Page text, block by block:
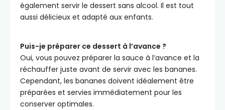
également servir le dessert sans alcool. Il est tout
aussi délicieux et adapté aux enfants.
Puis-je préparer ce dessert à l’avance ?
Oui, vous pouvez préparer la sauce à l’avance et la
réchauffer juste avant de servir avec les bananes.
Cependant, les bananes doivent idéalement être
préparées et servies immédiatement pour les
conserver optimales.